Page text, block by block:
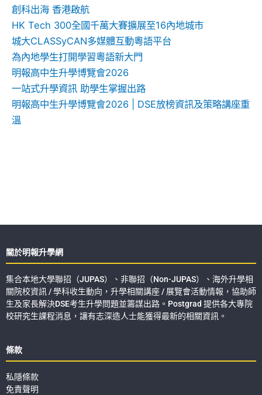
創科出海 香港啟航
HK Tech 300全國千萬大賽擴展至16內地城市
城大CLASSyCAN多媒體互動粵語平台
為內地學生打開學習粵語新大門
明報高中生升學博覽會2026
一站式升學資訊 助學生掌握出路
明報高中生升學博覽會2026 | DSE放榜資訊及策略講座重
溫
關於明報升學網
集合本地大學聯招（JUPAS）、非聯招（Non-JUPAS）、海外升學相
關院校資訊 / 學科收生動向，升學相關講座 / 展覽會活動情報，協助師
生及家長解決DSE考生升學問題並籌謀出路。Postgrad 提供各大專院
校研究生課程消息，讓有志深造人士能獲得最新的相關資訊。
條款
私隱條款
免責聲明